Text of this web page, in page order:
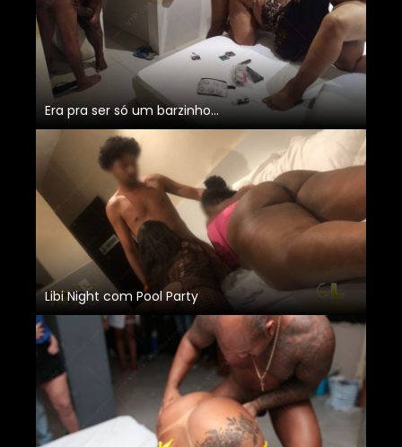
Era pra ser só um barzinho...
Libi Night com Pool Party